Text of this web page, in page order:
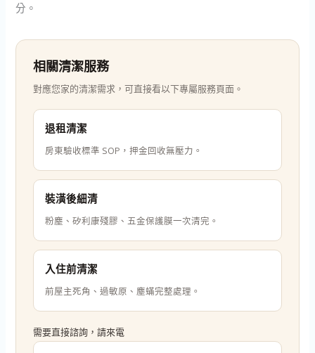
分。
相關清潔服務
對應您家的清潔需求，可直接看以下專屬服務頁面。
退租清潔
房東驗收標準 SOP，押金回收無壓力。
裝潢後細清
粉塵、矽利康殘膠、五金保護膜一次清完。
入住前清潔
前屋主死角、過敏原、塵蟎完整處理。
需要直接諮詢，請來電